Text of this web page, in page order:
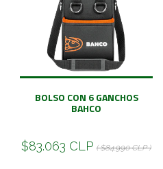
BOLSO CON 6 GANCHOS
BAHCO
$83.063 CLP ( $84.990 CLP )